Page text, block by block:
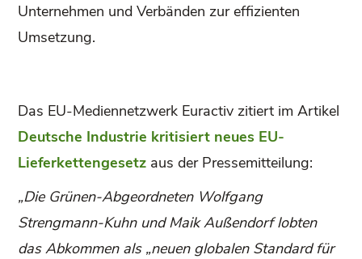
Unternehmen und Verbänden zur effizienten
Umsetzung.
Das EU-Mediennetzwerk Euractiv zitiert im Artikel
Deutsche Industrie kritisiert neues EU-
Lieferkettengesetz aus der Pressemitteilung:
„Die Grünen-Abgeordneten Wolfgang
Strengmann-Kuhn und Maik Außendorf lobten
das Abkommen als „neuen globalen Standard für